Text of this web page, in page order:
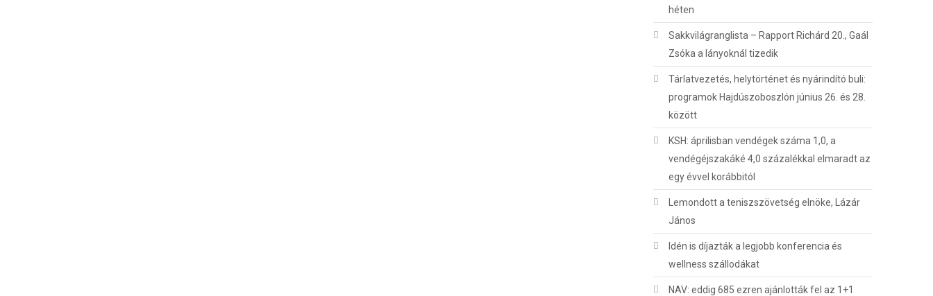
héten
Sakkvilágranglista – Rapport Richárd 20., Gaál
Zsóka a lányoknál tizedik
Tárlatvezetés, helytörténet és nyárindító buli:
programok Hajdúszoboszlón június 26. és 28.
között
KSH: áprilisban vendégek száma 1,0, a
vendégéjszakáké 4,0 százalékkal elmaradt az
egy évvel korábbitól
Lemondott a teniszszövetség elnöke, Lázár
János
Idén is díjazták a legjobb konferencia és
wellness szállodákat
NAV: eddig 685 ezren ajánlották fel az 1+1